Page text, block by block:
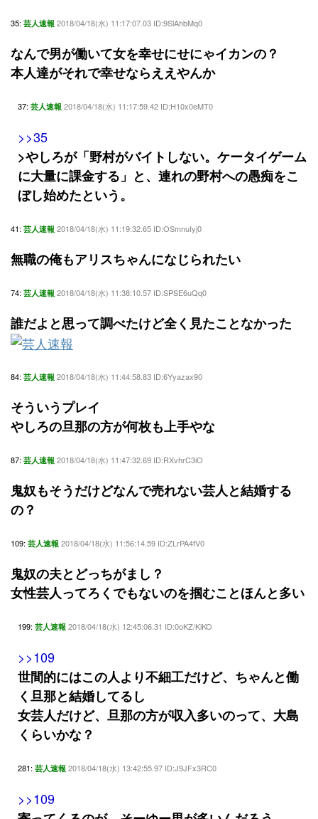
35: 芸人速報 2018/04/18(水) 11:17:07.03 ID:9SlAhbMq0
なんで男が働いて女を幸せにせにゃイカンの？
本人達がそれで幸せならええやんか
37: 芸人速報 2018/04/18(水) 11:17:59.42 ID:H10x0eMT0
>>35
>やしろが「野村がバイトしない。ケータイゲーム
に大量に課金する」と、連れの野村への愚痴をこ
ぼし始めたという。
41: 芸人速報 2018/04/18(水) 11:19:32.65 ID:OSmnuIyj0
無職の俺もアリスちゃんになじられたい
74: 芸人速報 2018/04/18(水) 11:38:10.57 ID:SPSE6uQq0
誰だよと思って調べたけど全く見たことなかった
84: 芸人速報 2018/04/18(水) 11:44:58.83 ID:6Yyazax90
そういうプレイ
やしろの旦那の方が何枚も上手やな
87: 芸人速報 2018/04/18(水) 11:47:32.69 ID:RXvhrC3iO
鬼奴もそうだけどなんで売れない芸人と結婚する
の？
109: 芸人速報 2018/04/18(水) 11:56:14.59 ID:ZLrPA4fV0
鬼奴の夫とどっちがまし？
女性芸人ってろくでもないのを掴むことほんと多い
199: 芸人速報 2018/04/18(水) 12:45:06.31 ID:0oKZ/KiKO
>>109
世間的にはこの人より不細工だけど、ちゃんと働
く旦那と結婚してるし
女芸人だけど、旦那の方が収入多いのって、大島
くらいかな？
281: 芸人速報 2018/04/18(水) 13:42:55.97 ID:J9JFx3RC0
>>109